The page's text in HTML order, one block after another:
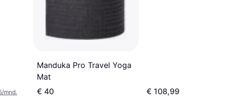
mnd.
Manduka Pro Travel Yoga
Mat
€ 40
€ 108,99